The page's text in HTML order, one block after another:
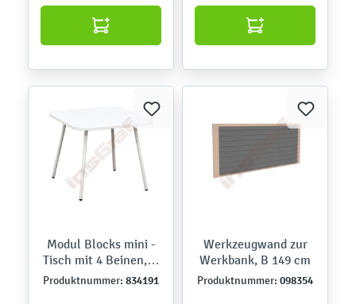
Modul Blocks mini -
Tisch mit 4 Beinen, H
50
Produktnummer: 834191
Werkzeugwand zur
Werkbank, B 149 cm
Produktnummer: 098354